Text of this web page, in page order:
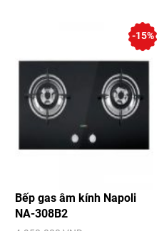
Bếp gas âm kính Napoli
NA-308B2
-15%